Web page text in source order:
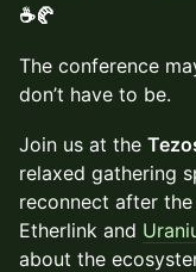
☕🥐
The conference
don’t have to be.
Join us at the
relaxed gathering
reconnect after
Etherlink and
about the